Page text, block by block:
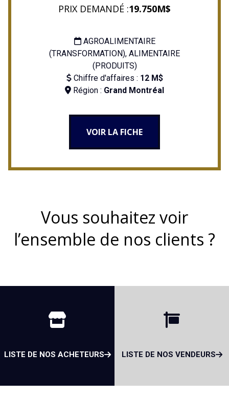
PRIX DEMANDÉ :19.750M$
AGROALIMENTAIRE
(TRANSFORMATION), ALIMENTAIRE
(PRODUITS)
Chiffre d'affaires : 12 M$
Région : Grand Montréal
VOIR LA FICHE
Vous souhaitez voir
l’ensemble de nos clients ?
LISTE DE NOS ACHETEURS LISTE DE NOS VENDEURS